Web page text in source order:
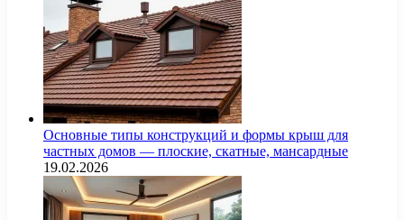
Основные типы конструкций и формы крыш для
частных домов — плоские, скатные, мансардные
19.02.2026